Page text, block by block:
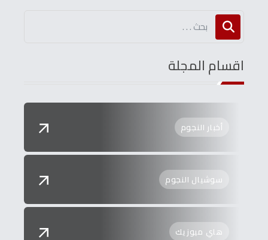
اقسام المجلة
أخبار النجوم
سوشيال النجوم
هاي ميوزيك